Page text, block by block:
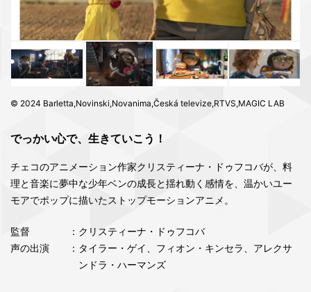
© 2024 Barletta,Novinski,Novanima,Česká televize,RTVS,MAGIC LAB
でっかい心で、生きていこう！
チェコのアニメーション作家クリスティーナ・ドゥフコバが、料
理と音楽に夢中な少年ベンの成長と揺れ動く感情を、温かいユー
モアでポップに描いたストップモーションアニメ。
監督
：クリスティーナ・ドゥフコバ
声の出演
：タイラー・ゲイ、フィオン・キンセラ、アレクサ
ンドラ・ハーマンズ